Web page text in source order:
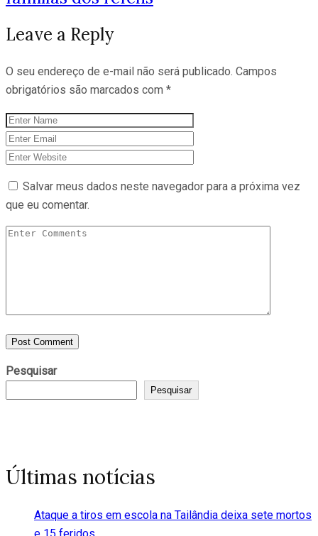
Leave a Reply
O seu endereço de e-mail não será publicado. Campos
obrigatórios são marcados com *
Salvar meus dados neste navegador para a próxima vez
que eu comentar.
Pesquisar
Pesquisar
Últimas notícias
Ataque a tiros em escola na Tailândia deixa sete mortos